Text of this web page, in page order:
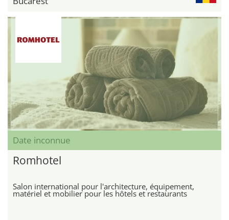
Date inconnue
Romhotel
Salon international pour l'architecture, équipement,
matériel et mobilier pour les hôtels et restaurants